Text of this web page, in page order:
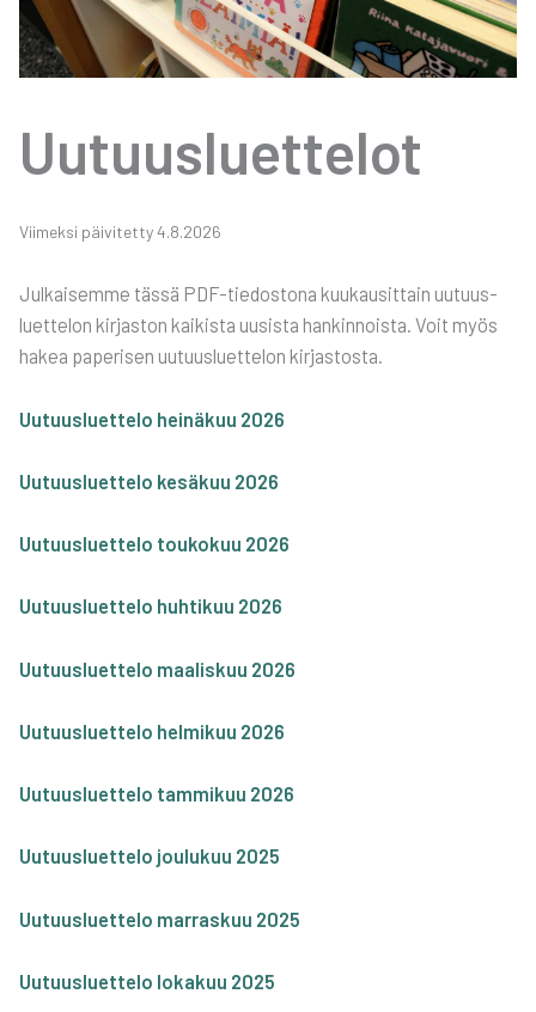
Uutuus­luet­te­lot
Vii­mek­si päi­vi­tet­ty 4.8.2026
Jul­kai­sem­me täs­sä PDF-tie­dos­to­na kuu­kausit­tain uutuus­
luet­te­lon kir­jas­ton kai­kis­ta uusis­ta han­kin­nois­ta. Voit myös
hakea pape­ri­sen uutuus­luet­te­lon kir­jas­tos­ta.
Uutuus­luet­te­lo hei­nä­kuu 2026
Uutuus­luet­te­lo kesä­kuu 2026
Uutuus­luet­te­lo tou­ko­kuu 2026
Uutuus­luet­te­lo huh­ti­kuu 2026
Uutuus­luet­te­lo maa­lis­kuu 2026
Uutuus­luet­te­lo hel­mi­kuu 2026
Uutuus­luet­te­lo tam­mi­kuu 2026
Uutuus­luet­te­lo jou­lu­kuu 2025
Uutuus­luet­te­lo mar­ras­kuu 2025
Uutuus­luet­te­lo loka­kuu 2025